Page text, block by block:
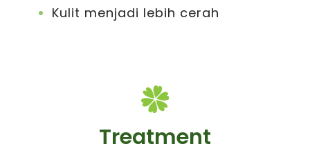
Kulit menjadi lebih cerah
Treatment